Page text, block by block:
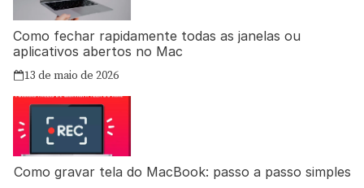
Como fechar rapidamente todas as janelas ou
aplicativos abertos no Mac
13 de maio de 2026
Como gravar tela do MacBook: passo a passo simples